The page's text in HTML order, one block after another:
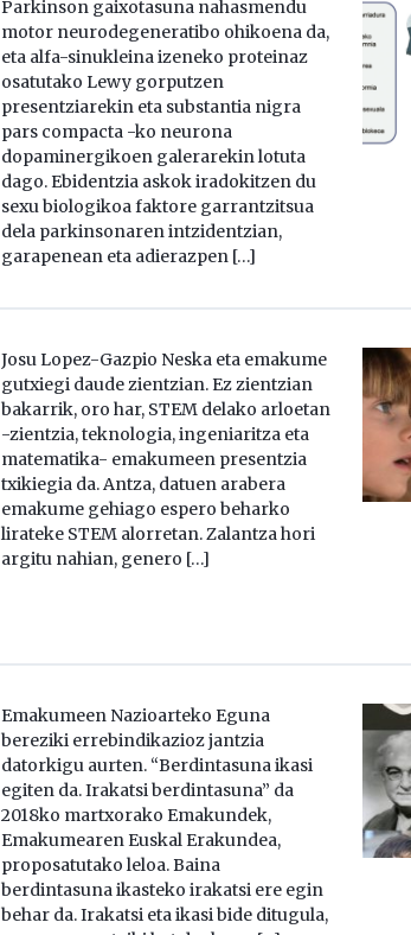
Parkinson gaixotasuna nahasmendu
motor neurodegeneratibo ohikoena da,
eta alfa-sinukleina izeneko proteinaz
osatutako Lewy gorputzen
presentziarekin eta substantia nigra
pars compacta -ko neurona
dopaminergikoen galerarekin lotuta
dago. Ebidentzia askok iradokitzen du
sexu biologikoa faktore garrantzitsua
dela parkinsonaren intzidentzian,
garapenean eta adierazpen […]
Josu Lopez-Gazpio Neska eta emakume
gutxiegi daude zientzian. Ez zientzian
bakarrik, oro har, STEM delako arloetan
-zientzia, teknologia, ingeniaritza eta
matematika- emakumeen presentzia
txikiegia da. Antza, datuen arabera
emakume gehiago espero beharko
lirateke STEM alorretan. Zalantza hori
argitu nahian, genero […]
Emakumeen Nazioarteko Eguna
bereziki errebindikazioz jantzia
datorkigu aurten. “Berdintasuna ikasi
egiten da. Irakatsi berdintasuna” da
2018ko martxorako Emakundek,
Emakumearen Euskal Erakundea,
proposatutako leloa. Baina
berdintasuna ikasteko irakatsi ere egin
behar da. Irakatsi eta ikasi bide ditugula,